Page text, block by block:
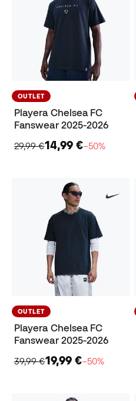
OUTLET
Playera Chelsea FC
Fanswear 2025-2026
29,99 €14,99 €−50%
OUTLET
Playera Chelsea FC
Fanswear 2025-2026
39,99 €19,99 €−50%